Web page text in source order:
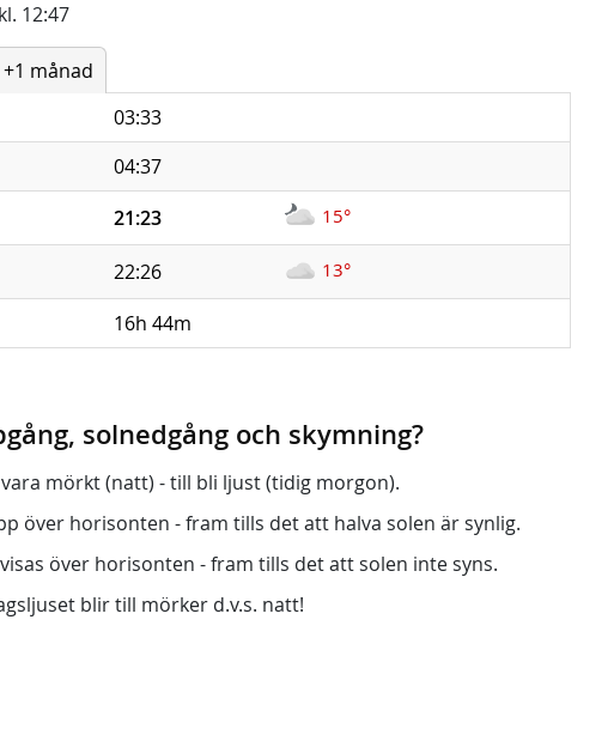
12:47
+1 månad
03:33
04:37
21:23 15°
22:26 13°
16h 44m
solnedgång och skymning?
mörkt (natt) - till bli ljust (tidig morgon).
över horisonten - fram tills det att halva solen är synlig.
över horisonten - fram tills det att solen inte syns.
blir till mörker d.v.s. natt!